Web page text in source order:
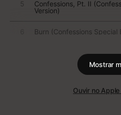
século 21 – é “Royals”, que